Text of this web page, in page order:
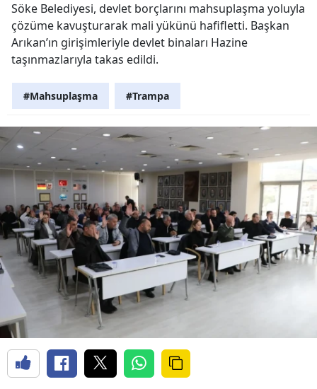
Söke Belediyesi, devlet borçlarını mahsuplaşma yoluyla
çözüme kavuşturarak mali yükünü hafifletti. Başkan
Arıkan’ın girişimleriyle devlet binaları Hazine
taşınmazlarıyla takas edildi.
#Mahsuplaşma #Trampa